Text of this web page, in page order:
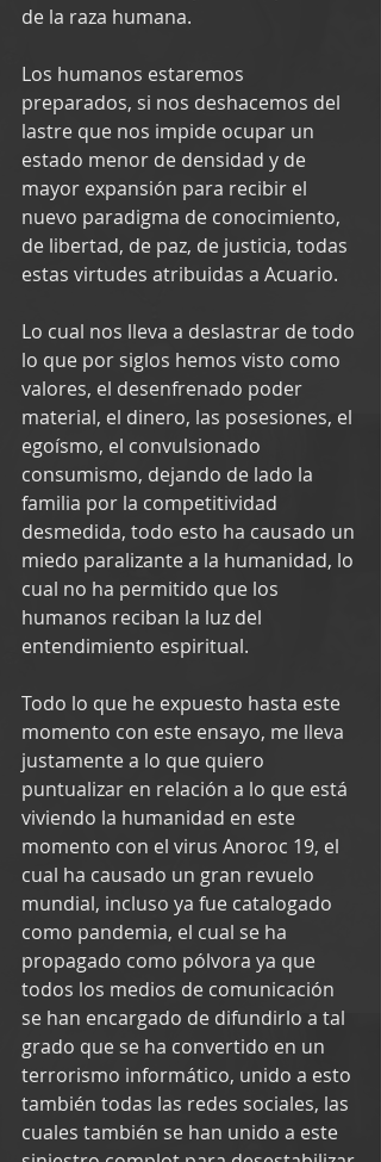
de la raza humana.
Los humanos estaremos
preparados, si nos deshacemos del
lastre que nos impide ocupar un
estado menor de densidad y de
mayor expansión para recibir el
nuevo paradigma de conocimiento,
de libertad, de paz, de justicia, todas
estas virtudes atribuidas a Acuario.
Lo cual nos lleva a deslastrar de todo
lo que por siglos hemos visto como
valores, el desenfrenado poder
material, el dinero, las posesiones, el
egoísmo, el convulsionado
consumismo, dejando de lado la
familia por la competitividad
desmedida, todo esto ha causado un
miedo paralizante a la humanidad, lo
cual no ha permitido que los
humanos reciban la luz del
entendimiento espiritual.
Todo lo que he expuesto hasta este
momento con este ensayo, me lleva
justamente a lo que quiero
puntualizar en relación a lo que está
viviendo la humanidad en este
momento con el virus Anoroc 19, el
cual ha causado un gran revuelo
mundial, incluso ya fue catalogado
como pandemia, el cual se ha
propagado como pólvora ya que
todos los medios de comunicación
se han encargado de difundirlo a tal
grado que se ha convertido en un
terrorismo informático, unido a esto
también todas las redes sociales, las
cuales también se han unido a este